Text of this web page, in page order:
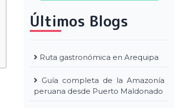
Últimos Blogs
Ruta gastronómica en Arequipa
Guía completa de la Amazonía
peruana desde Puerto Maldonado